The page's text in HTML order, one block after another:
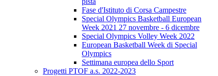
Fase d'Istituto di Corsa Campestre
Special Olympics Basketball European
Week 2021 27 novembre - 6 dicembre
Special Olympics Volley Week 2022
European Basketball Week di Special
Olympics
Settimana europea dello Sport
Progetti PTOF a.s. 2022-2023